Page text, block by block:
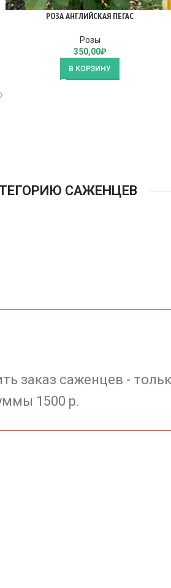
РОЗА АНГЛИЙСКАЯ ПЕГАС
Розы
350,00₽
В КОРЗИНУ
САЖЕНЦЕВ
заказ саженцев -
1500 р.